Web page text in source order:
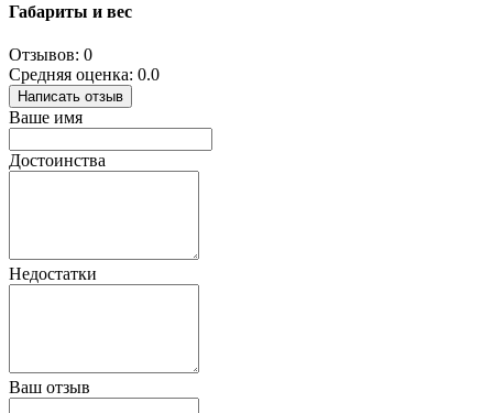
Габариты и вес
Отзывов: 0
Средняя оценка: 0.0
Написать отзыв
Ваше имя
Достоинства
Недостатки
Ваш отзыв